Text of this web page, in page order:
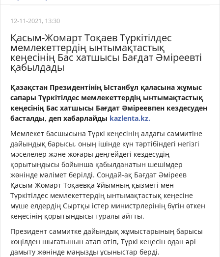
12-11-2021, 13:30
Қасым-Жомарт Тоқаев Түркітілдес
мемлекеттердің ынтымақтастық
кеңесінің Бас хатшысы Бағдат Әміреевті
қабылдады
Қазақстан Президентінің Ыстанбұл қаласына жұмыс
сапары Түркітілдес мемлекеттердің ынтымақтастық
кеңесінің Бас хатшысы Бағдат Әміреевпен кездесуден
басталды, деп хабарлайды kazlenta.kz.
Мемлекет басшысына Түркі кеңесінің алдағы саммитіне
дайындық барысы, оның ішінде күн тәртібіндегі негізгі
мәселелер және жоғары деңгейдегі кездесудің
қорытындысы бойынша қабылданатын шешімдер
жөнінде мәлімет берілді. Сондай-ақ Бағдат Әміреев
Қасым-Жомарт Тоқаевқа Ұйымның қызметі мен
Түркітілдес мемлекеттердің ынтымақтастық кеңесіне
мүше елдердің Сыртқы істер министрлерінің бүгін өткен
кеңесінің қорытындысы туралы айтты.
Президент саммитке дайындық жұмыстарының барысы
көңілден шығатынын атап өтіп, Түркі кеңесін одан әрі
дамыту жөнінде маңызды ұсыныстар берді.